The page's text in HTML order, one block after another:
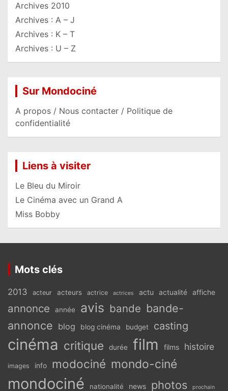
Archives 2010
Archives : A – J
Archives : K – T
Archives : U – Z
Sur Mondociné
A propos / Nous contacter / Politique de
confidentialité
Liens à visiter
Le Bleu du Miroir
Le Cinéma avec un Grand A
Miss Bobby
Mots clés
2013 acteur acteurs actrice actrices actu actualité affiche
annonce année avis bande bande-
annonce blog blog cinéma budget casting
cinéma critique durée film films histoire
images info modociné mondo-ciné
mondociné nationalité news photos prochain